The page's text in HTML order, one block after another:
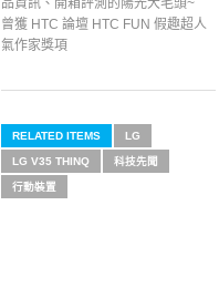
品資訊、開箱評測的陽光大毛頭~
曾獲 HTC 論壇 HTC FUN 假趣超人
氣作家獎項
RELATED ITEMS LG
LG V35 THINQ 科技先聞
行動裝置